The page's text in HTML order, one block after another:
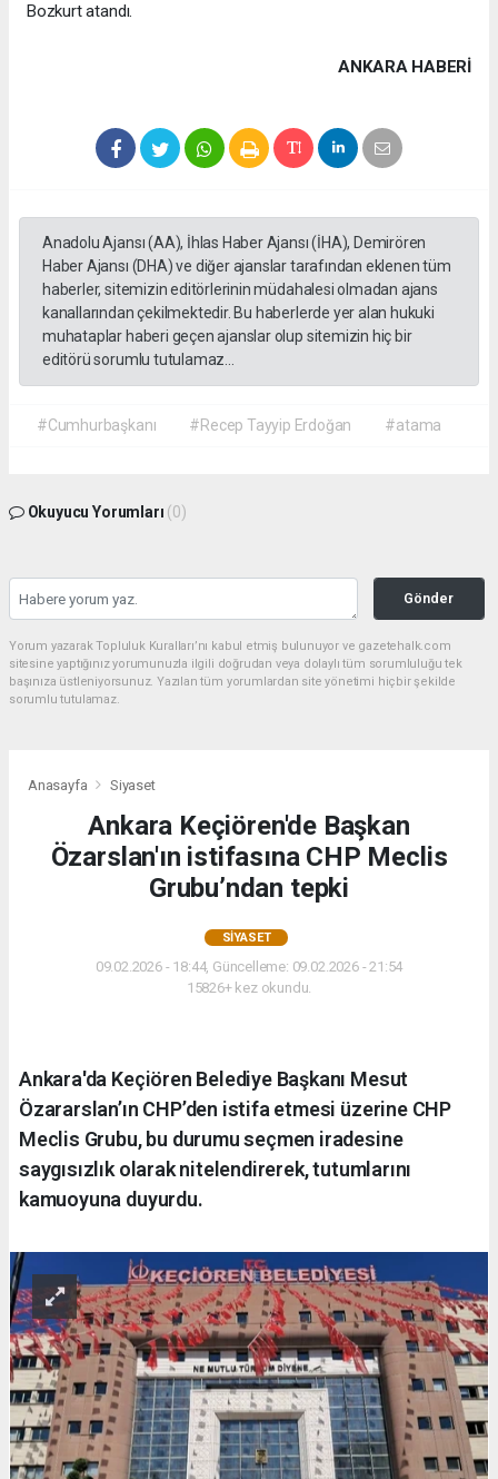
Bozkurt atandı.
ANKARA HABERİ
Anadolu Ajansı (AA), İhlas Haber Ajansı (İHA), Demirören
Haber Ajansı (DHA) ve diğer ajanslar tarafından eklenen tüm
haberler, sitemizin editörlerinin müdahalesi olmadan ajans
kanallarından çekilmektedir. Bu haberlerde yer alan hukuki
muhataplar haberi geçen ajanslar olup sitemizin hiç bir
editörü sorumlu tutulamaz...
#Cumhurbaşkanı #Recep Tayyip Erdoğan #atama
Okuyucu Yorumları (0)
Gönder
Yorum yazarak Topluluk Kuralları’nı kabul etmiş bulunuyor ve gazetehalk.com
sitesine yaptığınız yorumunuzla ilgili doğrudan veya dolaylı tüm sorumluluğu tek
başınıza üstleniyorsunuz. Yazılan tüm yorumlardan site yönetimi hiçbir şekilde
sorumlu tutulamaz.
Anasayfa Siyaset
Ankara Keçiören'de Başkan
Özarslan'ın istifasına CHP Meclis
Grubu’ndan tepki
SIYASET
09.02.2026 - 18:44, Güncelleme: 09.02.2026 - 21:54
15826+ kez okundu.
Ankara'da Keçiören Belediye Başkanı Mesut
Özararslan’ın CHP’den istifa etmesi üzerine CHP
Meclis Grubu, bu durumu seçmen iradesine
saygısızlık olarak nitelendirerek, tutumlarını
kamuoyuna duyurdu.